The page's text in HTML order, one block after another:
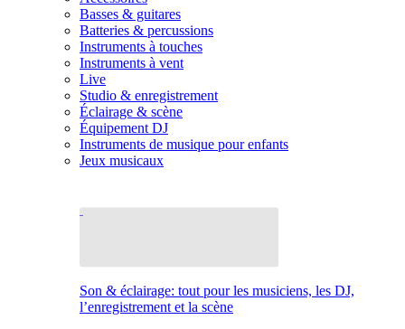
Basses & guitares
Batteries & percussions
Instruments à touches
Instruments à vent
Live
Studio & enregistrement
Éclairage & scène
Équipement DJ
Instruments de musique pour enfants
Jeux musicaux
Son & éclairage: tout pour les musiciens, les DJ,
l’enregistrement et la scène